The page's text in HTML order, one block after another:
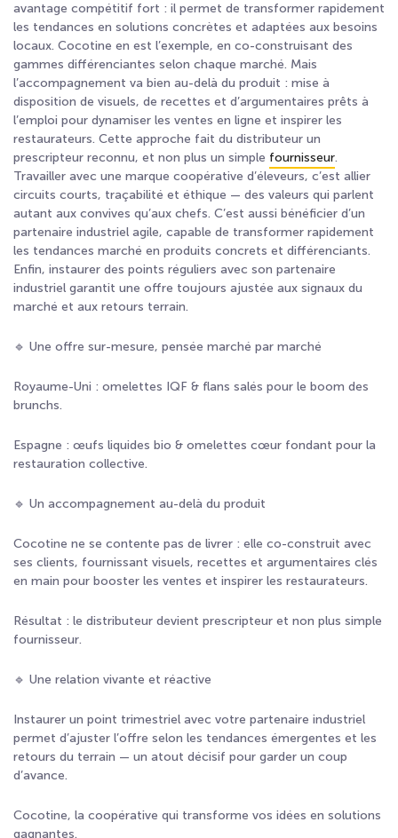
avantage compétitif fort : il permet de transformer rapidement
les tendances en solutions concrètes et adaptées aux besoins
locaux. Cocotine en est l’exemple, en co-construisant des
gammes différenciantes selon chaque marché. Mais
l’accompagnement va bien au-delà du produit : mise à
disposition de visuels, de recettes et d’argumentaires prêts à
l’emploi pour dynamiser les ventes en ligne et inspirer les
restaurateurs. Cette approche fait du distributeur un
prescripteur reconnu, et non plus un simple fournisseur.
Travailler avec une marque coopérative d’éleveurs, c’est allier
circuits courts, traçabilité et éthique — des valeurs qui parlent
autant aux convives qu’aux chefs. C’est aussi bénéficier d’un
partenaire industriel agile, capable de transformer rapidement
les tendances marché en produits concrets et différenciants.
Enfin, instaurer des points réguliers avec son partenaire
industriel garantit une offre toujours ajustée aux signaux du
marché et aux retours terrain.
🔹 Une offre sur-mesure, pensée marché par marché
Royaume-Uni : omelettes IQF & flans salés pour le boom des
brunchs.
Espagne : œufs liquides bio & omelettes cœur fondant pour la
restauration collective.
🔹 Un accompagnement au-delà du produit
Cocotine ne se contente pas de livrer : elle co-construit avec
ses clients, fournissant visuels, recettes et argumentaires clés
en main pour booster les ventes et inspirer les restaurateurs.
Résultat : le distributeur devient prescripteur et non plus simple
fournisseur.
🔹 Une relation vivante et réactive
Instaurer un point trimestriel avec votre partenaire industriel
permet d’ajuster l’offre selon les tendances émergentes et les
retours du terrain — un atout décisif pour garder un coup
d’avance.
Cocotine, la coopérative qui transforme vos idées en solutions
gagnantes.